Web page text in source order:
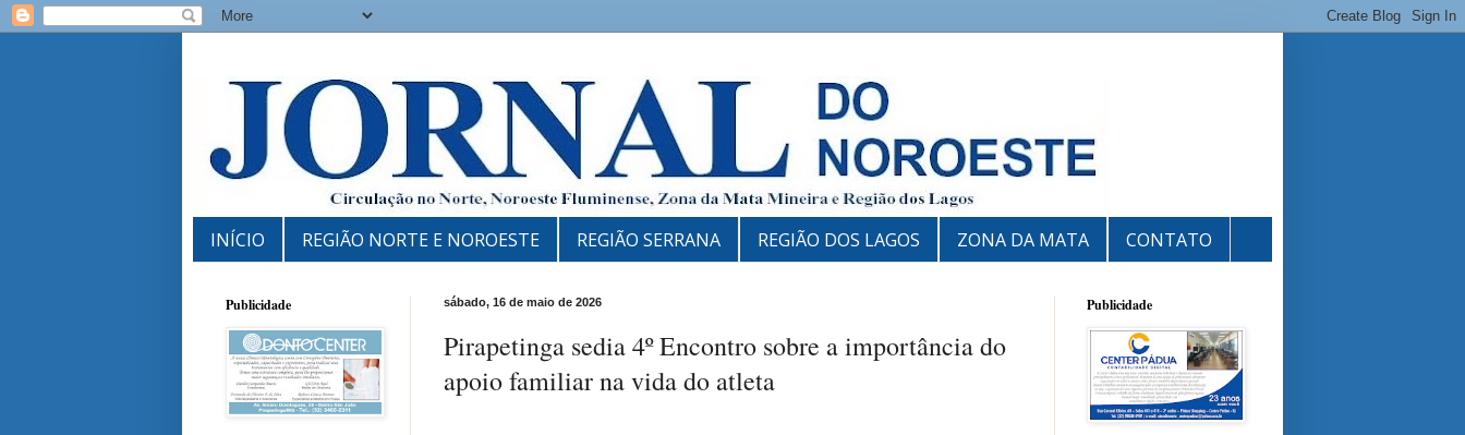
INÍCIO REGIÃO NORTE E NOROESTE REGIÃO SERRANA REGIÃO DOS LAGOS ZONA DA MATA CONTATO
sábado, 16 de maio de 2026
Pirapetinga sedia 4º Encontro sobre a importância do
apoio familiar na vida do atleta
Publicidade Publicidade